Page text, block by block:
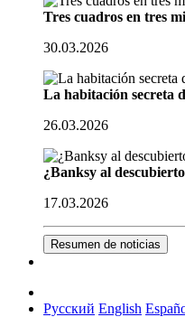
Tres cuadros en tres
30.03.2026
La habitación secreta
26.03.2026
¿Banksy al
17.03.2026
Resumen de noticias
Русский English